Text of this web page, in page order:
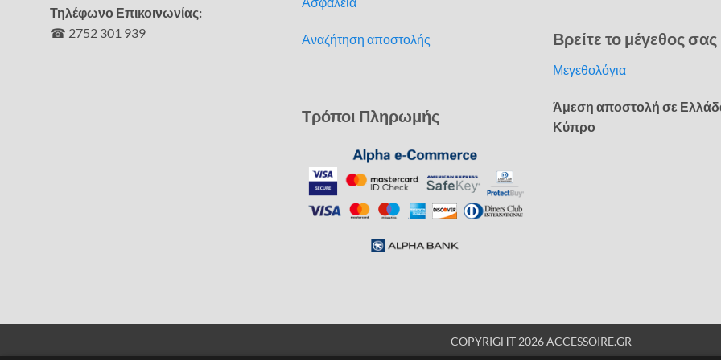
Τηλέφωνο Επικοινωνίας:
☎ 2752 301 939
Αναζήτηση αποστολής
Τρόποι Πληρωμής
Βρείτε το μέγεθος σας
Μεγεθολόγια
Άμεση αποστολή σε
Κύπρο
COPYRIGHT 2026 ACCESSOIRE.GR